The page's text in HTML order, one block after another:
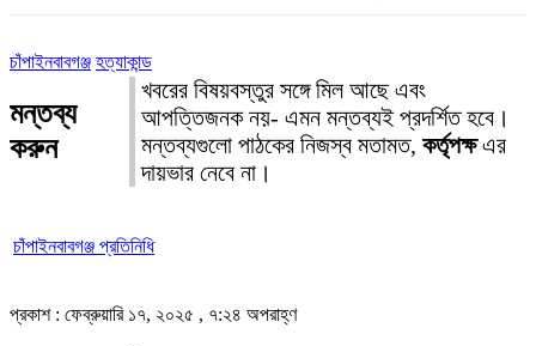
চাঁপাইনবাবগঞ্জ হত্যাকান্ড
মন্তব্য
করুন
খবরের বিষয়বস্তুর সঙ্গে মিল আছে এবং
আপত্তিজনক নয়- এমন মন্তব্যই প্রদর্শিত হবে।
মন্তব্যগুলো পাঠকের নিজস্ব মতামত, কর্তৃপক্ষএর
দায়ভার নেবে না।
চাঁপাইনবাবগঞ্জ প্রতিনিধি
প্রকাশ : ফেব্রুয়ারি ১৭, ২০২৫ , ৭:২৪ অপরাহ্ণ